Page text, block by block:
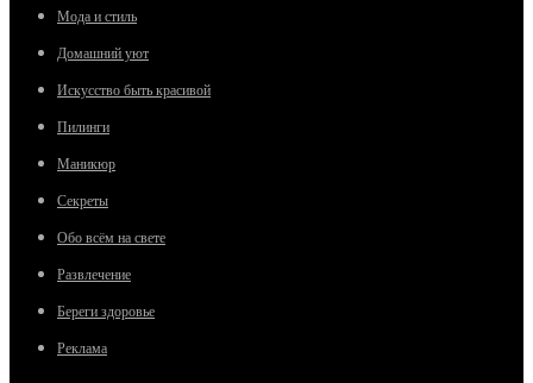
Мода и стиль
Домашний уют
Искусство быть красивой
Пилинги
Маникюр
Секреты
Обо всём на свете
Развлечение
Береги здоровье
Реклама